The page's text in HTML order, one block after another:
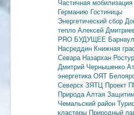
Частичная мобилизация
Германию Гостиницы
Энергетический сбор
тепло Алексей
PRO БУДУЩЕЕ Барнаул
Насреддин Книжная
Севара Назархан
Дмитрий Чернышенко
энергетика ОЯТ
Северск ЗЯТЦ Проект
Природа Алтая
Чемальский район
кластеры Природный